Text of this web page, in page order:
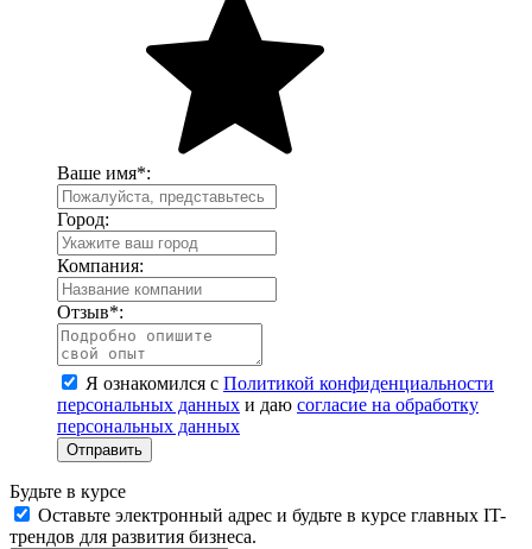
Ваше имя*:
Город:
Компания:
Отзыв*:
Я ознакомился с Политикой конфиденциальности
персональных данных и даю согласие на обработку
персональных данных
Отправить
Будьте в курсе
Оставьте электронный адрес и будьте в курсе главных IT-
трендов для развития бизнеса.